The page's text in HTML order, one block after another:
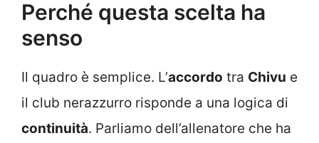
Perché questa scelta ha
senso
Il quadro è semplice. L’accordo tra Chivu e
il club nerazzurro risponde a una logica di
continuità. Parliamo dell’allenatore che ha